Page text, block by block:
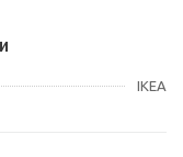
IKEA